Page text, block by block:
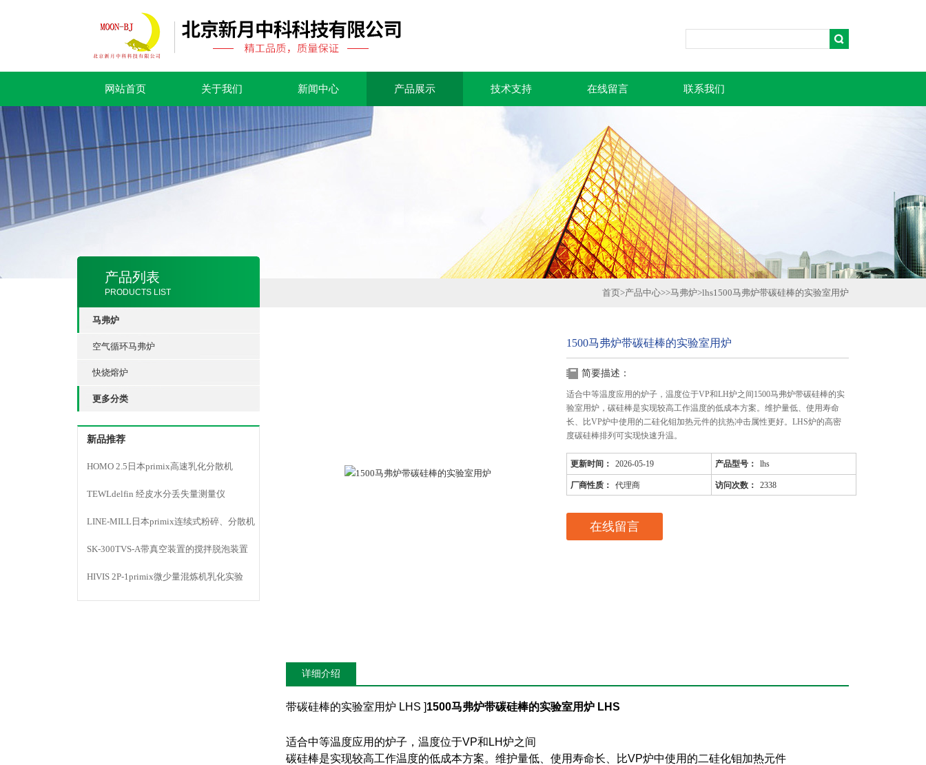
网站首页 关于我们 新闻中心 产品展示 技术支持 在线留言 联系我们
产品列表
PRODUCTS LIST
马弗炉
空气循环马弗炉
快烧熔炉
更多分类
新品推荐
HOMO 2.5日本primix高速乳化分散机
TEWLdelfin 经皮水分丢失量测量仪
LINE-MILL日本primix连续式粉碎、分散机
LINE MILL
SK-300TVS-A带真空装置的搅拌脱泡装置
HIVIS 2P-1primix微少量混炼机乳化实验
首页>产品中心>>马弗炉>lhs1500马弗炉带碳硅棒的实验室用炉
1500马弗炉带碳硅棒的实验室用炉
简要描述：
适合中等温度应用的炉子，温度位于VP和LH炉之间1500马弗炉带碳硅棒的实
验室用炉，碳硅棒是实现较高工作温度的低成本方案。维护量低、使用寿命
长、比VP炉中使用的二硅化钼加热元件的抗热冲击属性更好。LHS炉的高密
度碳硅棒排列可实现快速升温。
更新时间： 2026-05-19 产品型号： lhs
厂商性质： 代理商 访问次数： 2338
在线留言
详细介绍
带碳硅棒的实验室用炉 LHS ]1500马弗炉带碳硅棒的实验室用炉 LHS
适合中等温度应用的炉子，温度位于VP和LH炉之间
碳硅棒是实现较高工作温度的低成本方案。维护量低、使用寿命长、比VP炉中使用的二硅化钼加热元件